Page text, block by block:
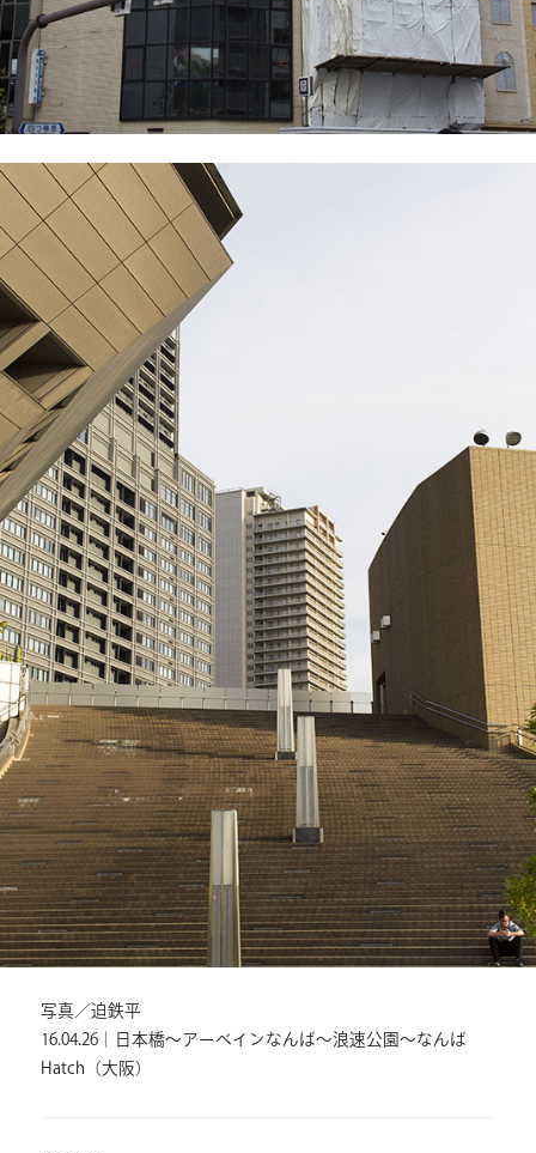
写真／迫鉄平
16.04.26｜日本橋～アーベインなんば～浪速公園～なんば
Hatch（大阪）